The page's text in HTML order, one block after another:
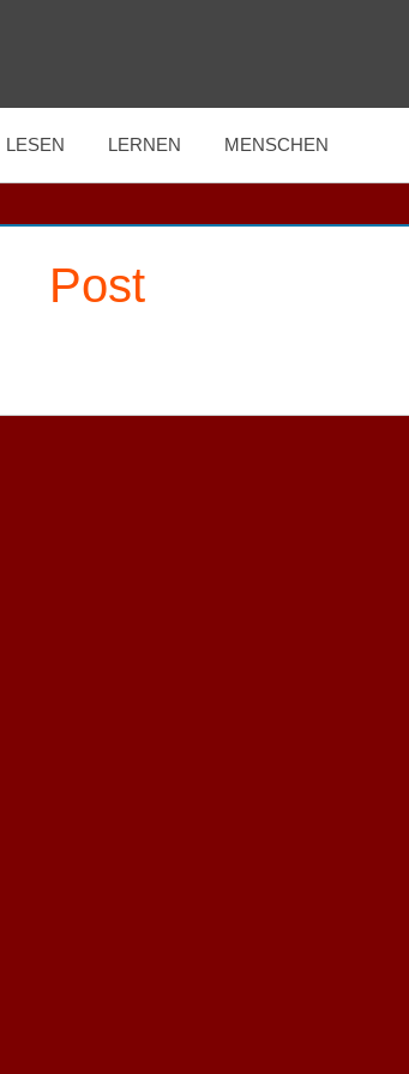
LESEN LERNEN MENSCHEN
Post